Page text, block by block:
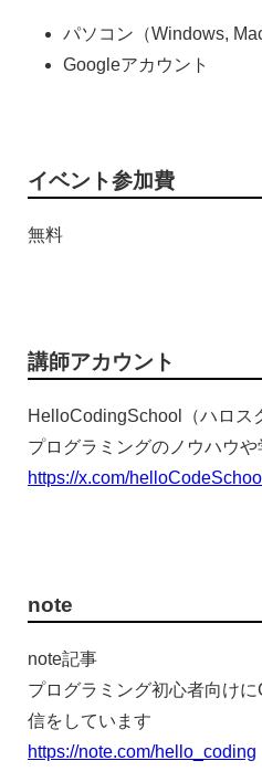
パソコン（Windows,
Googleアカウント
イベント参加費
無料
講師アカウント
HelloCodingSchool（ハロス
プログラミングのノウハウ
https://x.com/helloCodeSchool
note
note記事
プログラミング初心者向け
信をしています
https://note.com/hello_coding